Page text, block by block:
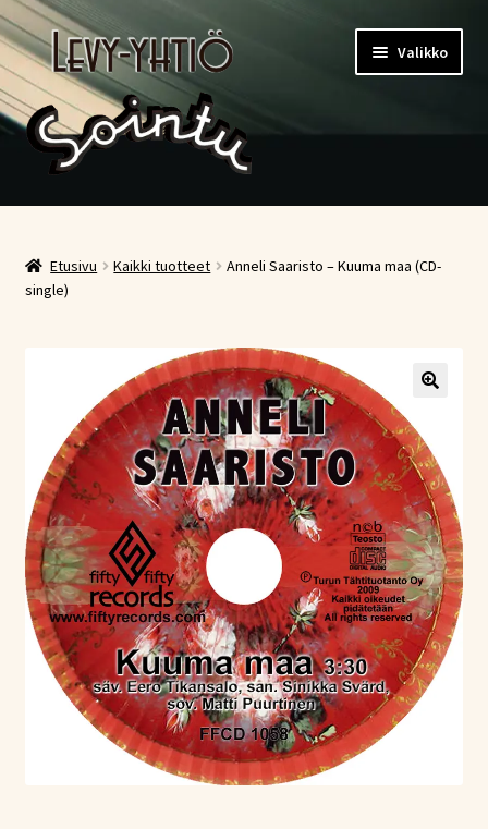
Siirry
navigointiin
Siirry
sisältöön
Valikko
Etusivu
Kauppa
Oma tili
Tietoa meistä
Konserttiliput
tason
valikko
Etusivu Kaikki tuotteet
Anneli Saaristo – Kuuma maa (CD-
single)